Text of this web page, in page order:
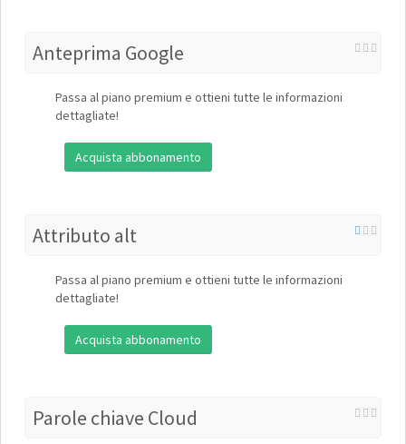
Anteprima Google
Passa al piano premium e ottieni tutte le informazioni
dettagliate!
Acquista abbonamento
Attributo alt
Passa al piano premium e ottieni tutte le informazioni
dettagliate!
Acquista abbonamento
Parole chiave Cloud